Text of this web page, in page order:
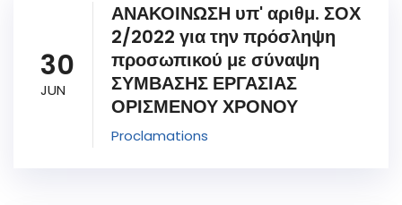
30
JUN
ΑΝΑΚΟΙΝΩΣΗ υπ' αριθμ. ΣΟΧ
2/2022 για την πρόσληψη
προσωπικού με σύναψη
ΣΥΜΒΑΣΗΣ ΕΡΓΑΣΙΑΣ
ΟΡΙΣΜΕΝΟΥ ΧΡΟΝΟΥ
Proclamations